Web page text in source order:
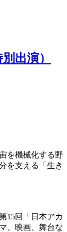
別出演）
を機械化する野
を支える「生き
15回「日本アカ
、映画、舞台な